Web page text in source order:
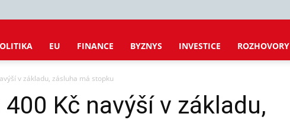
EU FINANCE BYZNYS INVESTICE ROZHOVORY
v základu, zásluha má stopku
Kč navýší v základu,